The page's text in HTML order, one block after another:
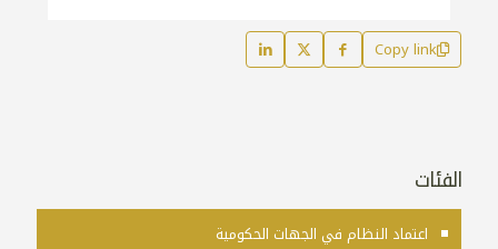
Copy link
الفئات
اعتماد النظام في الجهات الحكومية